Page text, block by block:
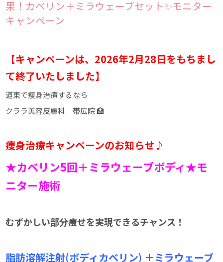
果！カベリン＋ミラウェーブセット✨モニター
キャンペーン
【キャンペーンは、2026年2月28日をもちまし
て終了いたしました】
道東で瘦身治療するなら
クララ美容皮膚科 帯広院 🏥
痩身治療キャンペーンのお知らせ♪
★カベリン5回＋ミラウェーブボディ★モ
ニター施術
むずかしい部分痩せを実現できるチャンス！
脂肪溶解注射(ボディカベリン) ＋ミラウェーブ